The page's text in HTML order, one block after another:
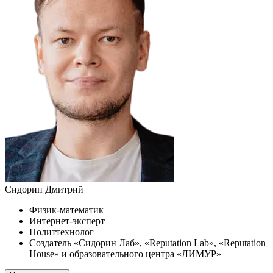
Сидорин Дмитрий
Физик-математик
Интернет-эксперт
Политтехнолог
Создатель «Сидорин Лаб», «Reputation Lab», «Reputation
House» и образовательного центра «ЛИМУР»